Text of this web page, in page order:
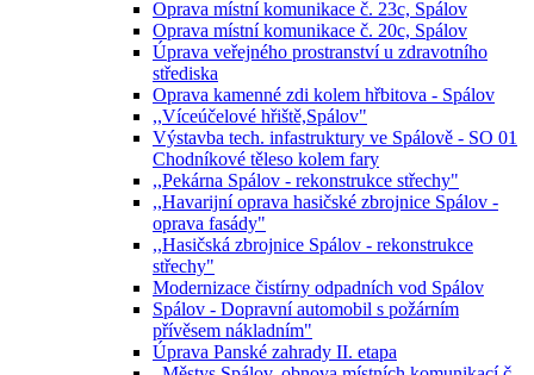
Oprava místní komunikace č. 23c, Spálov
Oprava místní komunikace č. 20c, Spálov
Úprava veřejného prostranství u zdravotního
střediska
Oprava kamenné zdi kolem hřbitova - Spálov
,,Víceúčelové hřiště,Spálov"
Výstavba tech. infastruktury ve Spálově - SO 01
Chodníkové těleso kolem fary
,,Pekárna Spálov - rekonstrukce střechy"
,,Havarijní oprava hasičské zbrojnice Spálov -
oprava fasády"
,,Hasičská zbrojnice Spálov - rekonstrukce
střechy"
Modernizace čistírny odpadních vod Spálov
Spálov - Dopravní automobil s požárním
přívěsem nákladním"
Úprava Panské zahrady II. etapa